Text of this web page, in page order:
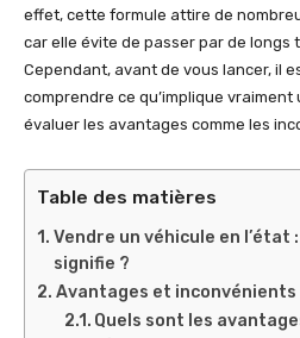
effet, cette formule attire de
car elle évite de passer par de longs
Cependant, avant de vous lancer, il
comprendre ce qu’implique vraiment
évaluer les avantages comme les
Table des matières
Vendre un véhicule en l’état
signifie ?
Avantages et inconvénients
Quels sont les